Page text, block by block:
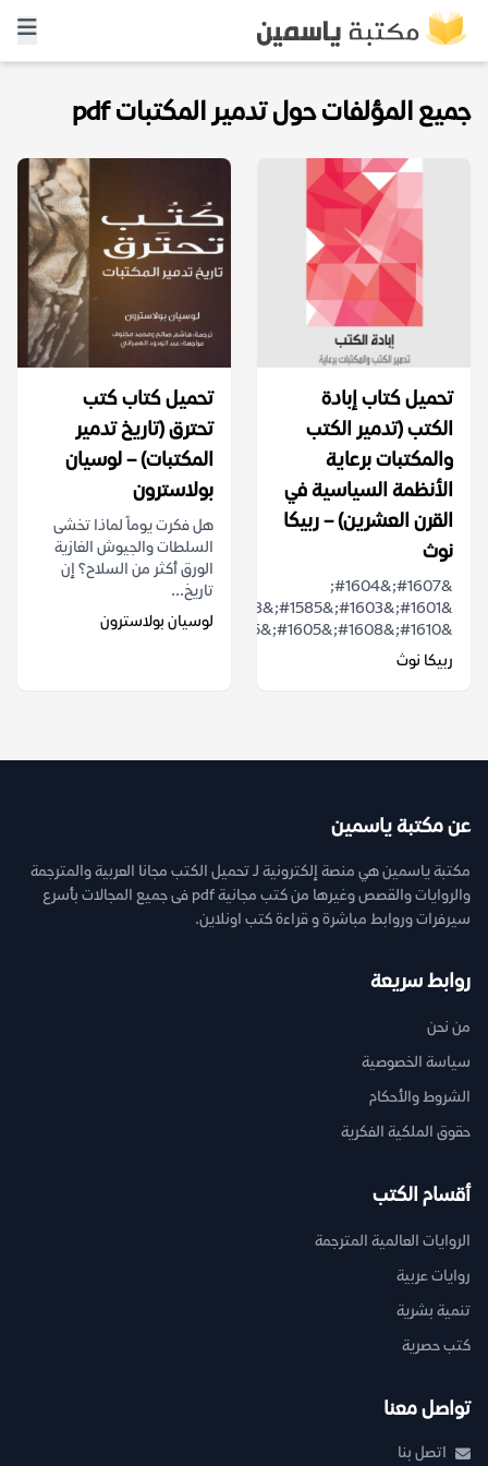
جميع المؤلفات حول تدمير المكتبات pdf
تحميل كتاب إبادة
الكتب (تدمير الكتب
والمكتبات برعاية
الأنظمة السياسية في
القرن العشرين) – ربيكا
نوث
&#1607;&#1604;
&#1610;&#1608;&#1605;&#1575;&#1611;...
ربيكا نوث
تحميل كتاب كتب
تحترق (تاريخ تدمير
المكتبات) – لوسيان
بولاسترون
هل فكرت يوماً لماذا تخشى
السلطات والجيوش الغازية
الورق أكثر من السلاح؟ إن
تاريخ...
لوسيان بولاسترون
عن مكتبة ياسمين
مكتبة ياسمين هي منصة إلكترونية لـ تحميل الكتب مجانا العربية والمترجمة
والروايات والقصص وغيرها من كتب مجانية pdf فى جميع المجالات بأسرع
سيرفرات وروابط مباشرة و قراءة كتب اونلاين.
روابط سريعة
من نحن
سياسة الخصوصية
الشروط والأحكام
حقوق الملكية الفكرية
أقسام الكتب
الروايات العالمية المترجمة
روايات عربية
تنمية بشرية
كتب حصرية
تواصل معنا
اتصل بنا